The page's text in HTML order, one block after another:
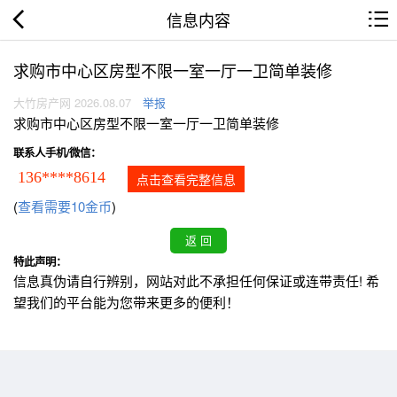
信息内容
求购市中心区房型不限一室一厅一卫简单装修
大竹房产网 2026.08.07 举报
求购市中心区房型不限一室一厅一卫简单装修
联系人手机/微信：
136****8614 点击查看完整信息
(查看需要10金币)
特此声明：
信息真伪请自行辨别，网站对此不承担任何保证或连带责任! 希
望我们的平台能为您带来更多的便利！